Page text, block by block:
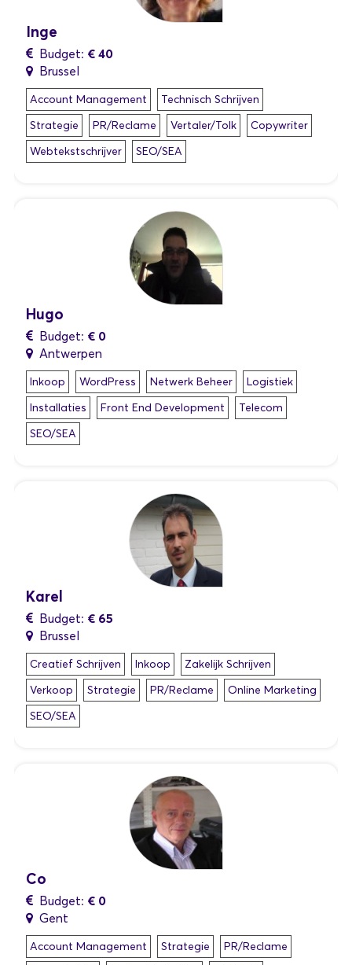
Inge
Budget: € 40
Brussel
Account Management
Technisch Schrijven
Strategie
PR/Reclame Vertaler/Tolk
Copywriter
Webtekstschrijver
SEO/SEA
Hugo
Budget: € 0
Antwerpen
Inkoop WordPress Netwerk Beheer
Logistiek
Installaties
Front End Development
Telecom
SEO/SEA
Karel
Budget: € 65
Brussel
Creatief Schrijven Inkoop
Zakelijk Schrijven
Verkoop
Strategie PR/Reclame
Online Marketing
SEO/SEA
Co
Budget: € 0
Gent
Account Management Strategie
PR/Reclame